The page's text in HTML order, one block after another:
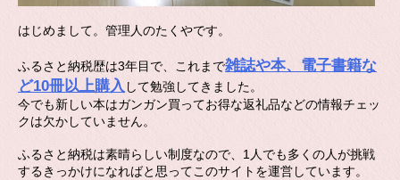
はじめまして。管理人のたくやです。
ふるさと納税歴は3年目で、これまで雑誌や本、電子書籍な
ど10冊以上購入 して勉強してきました。
今でも新しい本はガンガン買ってお得な返礼品などの情報チェッ
クは欠かしていません。
ふるさと納税は素晴らしい制度なので、1人でも多くの人が挑戦
するきっかけになればと思ってこのサイトを運営しています。